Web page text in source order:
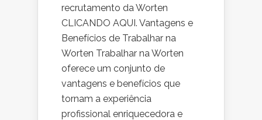
recrutamento da Worten
CLICANDO AQUI. Vantagens e
Benefícios de Trabalhar na
Worten Trabalhar na Worten
oferece um conjunto de
vantagens e benefícios que
tornam a experiência
profissional enriquecedora e